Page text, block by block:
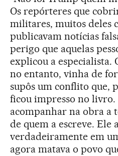
Os repórteres que
militares, muitos deles
publicavam notícias
perigo que aquelas
explicou a especialista.
no entanto, vinha de
supôs um conflito que,
ficou impresso no
acompanhar na obra a
de quem a escreve. Ele
verdadeiramente em
agora matava o povo